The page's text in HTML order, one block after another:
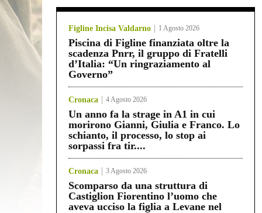
Figline Incisa Valdarno 1 Agosto 2026
Piscina di Figline finanziata oltre la
scadenza Pnrr, il gruppo di Fratelli
d’Italia: “Un ringraziamento al
Governo”
Cronaca 4 Agosto 2026
Un anno fa la strage in A1 in cui
morirono Gianni, Giulia e Franco. Lo
schianto, il processo, lo stop ai
sorpassi fra tir....
Cronaca 3 Agosto 2026
Scomparso da una struttura di
Castiglion Fiorentino l’uomo che
aveva ucciso la figlia a Levane nel